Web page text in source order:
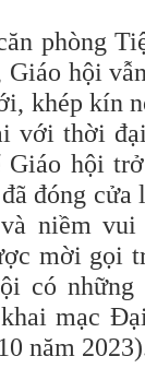
phòng
hội
khép kín
với thời
hội
đóng cửa
niềm
mời gọi
có những
mạc
năm